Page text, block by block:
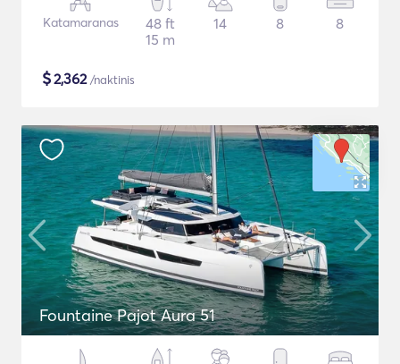
Katamaranas
48 ft
15 m
14 8 8
$2,362/naktinis
Fountaine Pajot Aura 51